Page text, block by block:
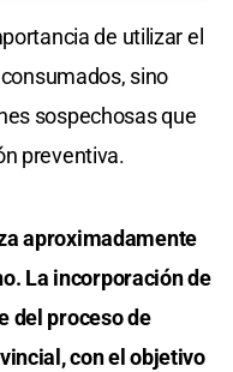
de utilizar el
sino
sospechosas que
preventiva.
aproximadamente
La incorporación de
del proceso de
con el objetivo